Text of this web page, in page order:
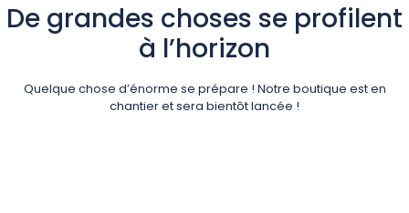
De grandes choses se profilent
à l’horizon
Quelque chose d’énorme se prépare ! Notre boutique est en
chantier et sera bientôt lancée !